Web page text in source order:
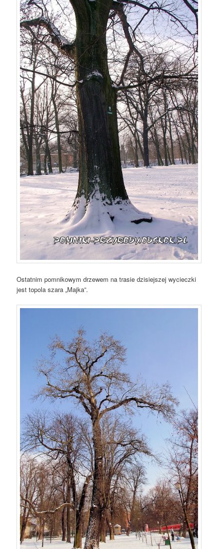
Ostatnim pomnikowym drzewem na trasie dzisiejszej wycieczki
jest topola szara „Majka”.